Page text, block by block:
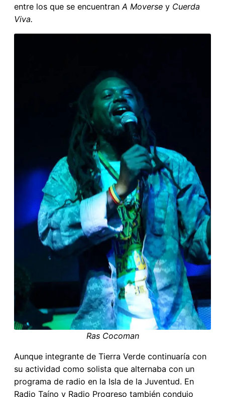
entre los que se encuentranA Moverse y Cuerda
Viva.
Ras Cocoman
Aunque integrante de Tierra Verde continuaría con
su actividad como solista que alternaba con un
programa de radio en la Isla de la Juventud. En
Radio Taíno y Radio Progreso también condujo